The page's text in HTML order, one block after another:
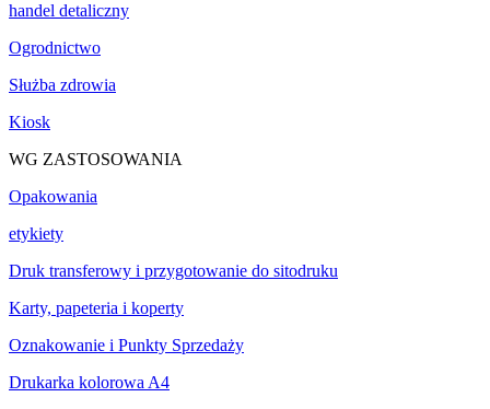
handel detaliczny
Ogrodnictwo
Służba zdrowia
Kiosk
WG ZASTOSOWANIA
Opakowania
etykiety
Druk transferowy i przygotowanie do sitodruku
Karty, papeteria i koperty
Oznakowanie i Punkty Sprzedaży
Drukarka kolorowa A4